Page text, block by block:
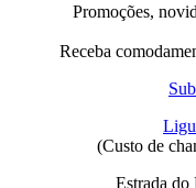
Promoções,
Receba
(Custo de
Estrada do